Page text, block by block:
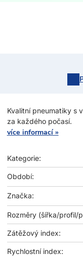
Kvalitní pneumatiky s
za každého počasí.
více informací »
Kategorie:
Období:
Značka:
Rozměry (šířka/profil/
Zátěžový index:
Rychlostní index: